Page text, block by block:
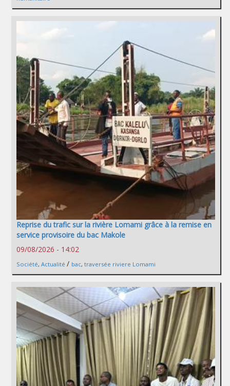
Reprise du trafic sur la rivière Lomami grâce à la remise en
service provisoire du bac Makole
09/08/2026 - 14:02
Société, Actualité / bac, traversée riviere Lomami